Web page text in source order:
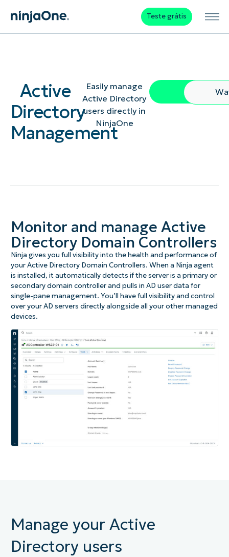
Teste grátis
Active
Directory
Management
Easily manage
Active Directory
users directly in
NinjaOne
Free Trial
Monitor and manage Active
Directory Domain Controllers
Ninja gives you full visibility into the health and performance of
your Active Directory Domain Controllers. When a Ninja agent
is installed, it automatically detects if the server is a primary or
secondary domain controller and pulls in AD user data for
single-pane management. You’ll have full visibility and control
over your AD servers directly alongside all your other managed
devices.
Manage your Active
Directory users